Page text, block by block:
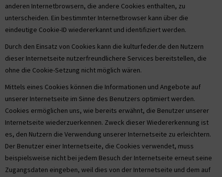
anderen Internetbrowsern, die andere Cookies enthalten, zu
unterscheiden. Ein bestimmter Internetbrowser kann über die
eindeutige Cookie-ID wiedererkannt und identifiziert werden.
Durch den Einsatz von Cookies kann die kulturfeder.de den Nutzern
dieser Internetseite nutzerfreundlichere Services bereitstellen, die
ohne die Cookie-Setzung nicht möglich wären.
Mittels eines Cookies können die Informationen und Angebote auf
unserer Internetseite im Sinne des Benutzers optimiert werden.
Cookies ermöglichen uns, wie bereits erwähnt, die Benutzer unserer
Internetseite wiederzuerkennen. Zweck dieser Wiedererkennung ist
es, den Nutzern die Verwendung unserer Internetseite zu erleichtern.
Der Benutzer einer Internetseite, die Cookies verwendet, muss
beispielsweise nicht bei jedem Besuch der Internetseite erneut seine
Zugangsdaten eingeben, weil dies von der Internetseite und dem auf